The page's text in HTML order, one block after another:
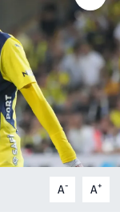
A- A+